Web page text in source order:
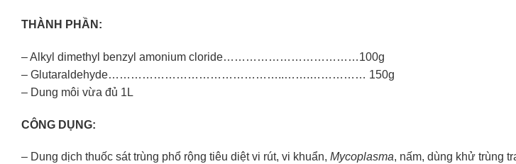
THÀNH PHẦN:
– Alkyl dimethyl benzyl amonium cloride………………………………100g
– Glutaraldehyde………………………………………..…….…………… 150g
– Dung môi vừa đủ 1L
CÔNG DỤNG:
– Dung dịch thuốc sát trùng phổ rộng tiêu diệt vi rút, vi khuẩn, Mycoplasma, nấm, dùng khử trùng